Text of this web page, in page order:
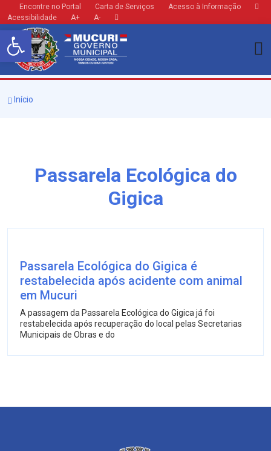
Barra de Ferramentas Aberta
Encontre no Portal Carta de Serviços
Acesso à Informação
Acessibilidade
A+ A-
Início
Passarela Ecológica do
Gigica
Passarela Ecológica do Gigica é
restabelecida após acidente com animal
em Mucuri
A passagem da Passarela Ecológica do Gigica já foi
restabelecida após recuperação do local pelas Secretarias
Municipais de Obras e do